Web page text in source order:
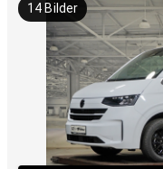
14 Bilder